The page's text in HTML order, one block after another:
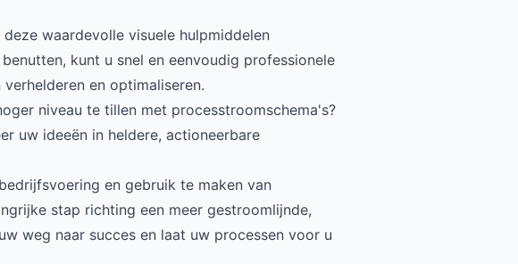
waardevolle visuele hulpmiddelen
kunt u snel en eenvoudig professionele
en optimaliseren.
niveau te tillen met processtroomschema's?
uw ideeën in heldere, actioneerbare
en gebruik te maken van
stap richting een meer gestroomlijnde,
weg naar succes en laat uw processen voor u